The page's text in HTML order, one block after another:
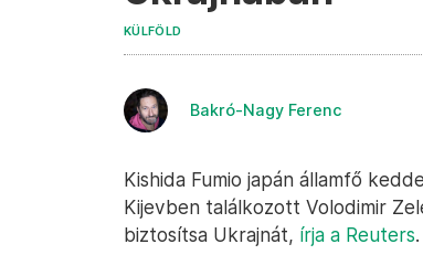
KÜLFÖLD
Bakró-Nagy Ferenc
Kishida Fumio japán államfő
Kijevben találkozott Volodimir
biztosítsa Ukrajnát, írja a Reuters.